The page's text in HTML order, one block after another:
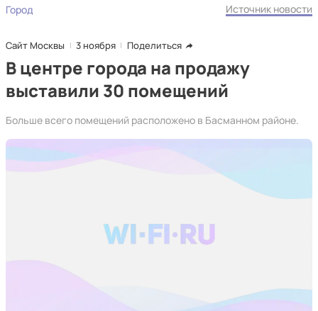
Город Источник новости
Сайт Москвы 3 ноября Поделиться
В центре города на продажу
выставили 30 помещений
Больше всего помещений расположено в Басманном районе.